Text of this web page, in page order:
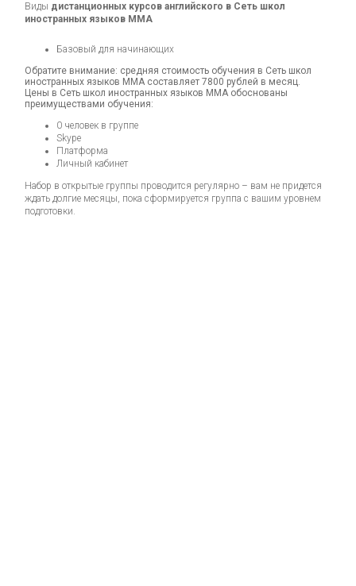
Виды дистанционных курсов английского в Сеть школ
иностранных языков ММА
Базовый для начинающих
Обратите внимание: средняя стоимость обучения в Сеть школ
иностранных языков ММА составляет 7800 рублей в месяц.
Цены в Сеть школ иностранных языков ММА обоснованы
преимуществами обучения:
0 человек в группе
Skype
Платформа
Личный кабинет
Набор в открытые группы проводится регулярно – вам не придется
ждать долгие месяцы, пока сформируется группа с вашим уровнем
подготовки.